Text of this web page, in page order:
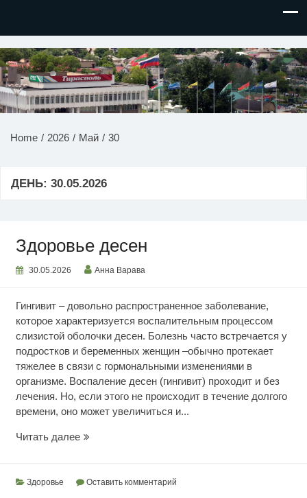
НОВОСТИ ПРИДНЕСТРОВЬЯ
Home 2026 Май 30
ДЕНЬ: 30.05.2026
Здоровье десен
30.05.2026 Анна Варава
Гингивит – довольно распространенное заболевание,
которое характеризуется воспалительным процессом
слизистой оболочки десен. Болезнь часто встречается у
подростков и беременных женщин –обычно протекает
тяжелее в связи с гормональными изменениями в
организме. Воспаление десен (гингивит) проходит и без
лечения. Но, если этого не происходит в течение долгого
времени, оно может увеличиться и...
Читать далееЗдоровье
Здоровье Оставить комментарий